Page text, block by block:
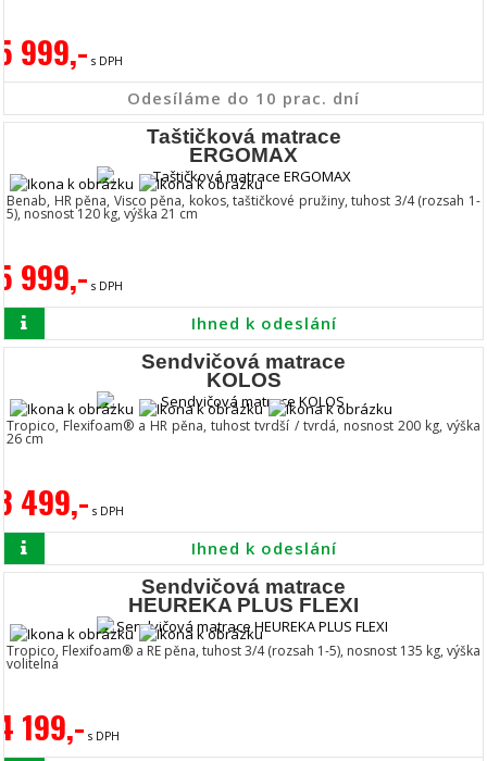
999,- s DPH
Odesíláme do 10 prac. dní
Taštičková matrace
ERGOMAX
Benab, HR pěna, Visco pěna, kokos, taštičkové pružiny, tuhost 3/4 (rozsah 1-
5), nosnost 120 kg, výška 21 cm
999,- s DPH
Ihned k odeslání
Sendvičová matrace
KOLOS
Tropico, Flexifoam® a HR pěna, tuhost tvrdší / tvrdá, nosnost 200 kg, výška
26 cm
499,- s DPH
Ihned k odeslání
Sendvičová matrace
HEUREKA PLUS FLEXI
Tropico, Flexifoam® a RE pěna, tuhost 3/4 (rozsah 1-5), nosnost 135 kg, výška
volitelná
199,- s DPH